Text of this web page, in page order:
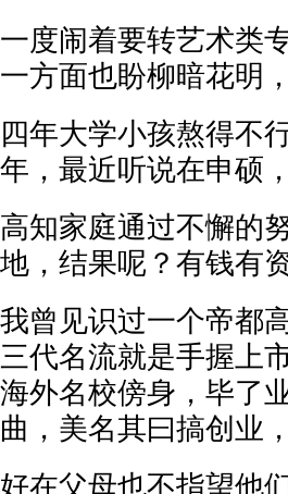
一度闹着要转艺术类
一方面也盼柳暗花明
四年大学小孩熬得不
年，最近听说在申硕
高知家庭通过不懈的
地，结果呢？有钱有
我曾见识过一个帝都
三代名流就是手握上
海外名校傍身，毕了
曲，美名其曰搞创业
好在父母也不指望他